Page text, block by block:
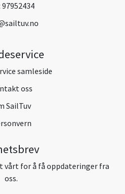
97952434
samleside
oss
SailTuv
vårt for å få oppdateringer fra
oss.